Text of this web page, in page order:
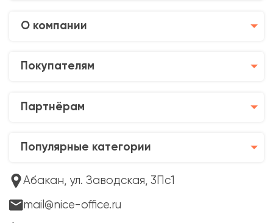
О компании
Покупателям
Партнёрам
Популярные категории
Абакан, ул. Заводская, 3Пс1
mail@nice-office.ru